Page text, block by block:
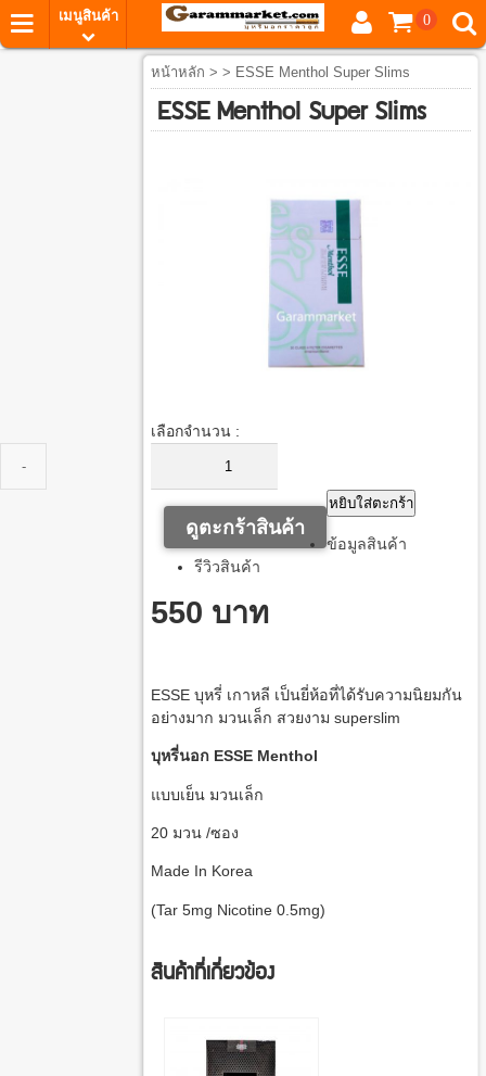
เมนูสินค้า 0
หน้าหลัก > > ESSE Menthol Super Slims
ESSE Menthol Super Slims
เลือกจำนวน :
หยิบใส่ตะกร้า
ดูตะกร้าสินค้า
ข้อมูลสินค้า
รีวิวสินค้า
550 บาท
ESSE บุหรี่ เกาหลี เป็นยี่ห้อที่ได้รับความนิยมกัน
อย่างมาก มวนเล็ก สวยงาม superslim
บุหรี่นอกESSE Menthol
แบบเย็น มวนเล็ก
20 มวน /ซอง
Made In Korea
(Tar 5mg Nicotine 0.5mg)
สินค้าที่เกี่ยวข้อง